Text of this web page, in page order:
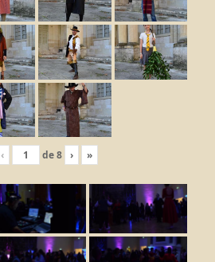
‹ de8 › »